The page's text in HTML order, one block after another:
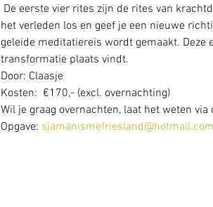
De eerste vier rites zijn de rites van
het verleden los en geef je een nieuwe
geleide meditatiereis wordt gemaakt. Deze
transformatie plaats vindt.
Door: Claasje
Kosten:  €170,- (excl. overnachting)
Wil je graag overnachten, laat het weten via
Opgave: sjamanismefriesland@hotmail.com